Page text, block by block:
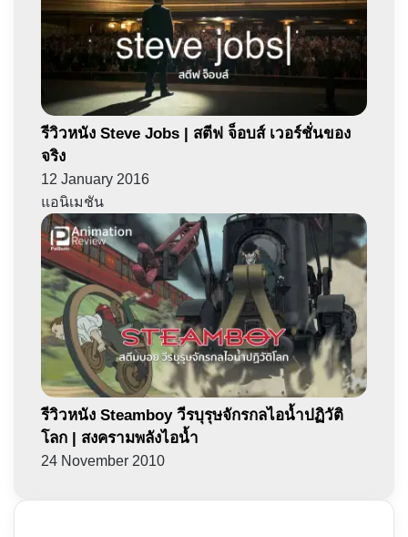
รีวิวหนัง Steve Jobs | สตีฟ จ็อบส์ เวอร์ชั่นของ
จริง
12 January 2016
แอนิเมชัน
รีวิวหนัง Steamboy วีรบุรุษจักรกลไอน้ำปฏิวัติ
โลก | สงครามพลังไอน้ำ
24 November 2010